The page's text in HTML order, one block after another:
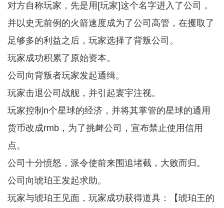
对方自称玩家，先是用[玩家]这个名字进入了公司，
并以史无前例的火箭速度成为了公司高管，在攫取了
足够多的利益之后，玩家选择了背叛公司。
玩家成功积累了原始资本。
公司向背叛者玩家发起通缉。
玩家击退公司战舰，并引起寰宇注视。
玩家控制n个星球的经济，并将其掌管的星球的通用
货币改成rmb，为了挑衅公司，宣布禁止使用信用
点。
公司十分愤怒，派令使前来围追堵截，大败而归。
公司向琥珀王发起求助。
玩家与琥珀王见面，玩家成功获得道具：【琥珀王的